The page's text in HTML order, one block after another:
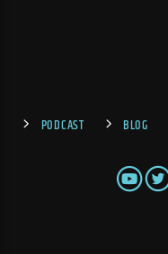
PODCAST BLOG